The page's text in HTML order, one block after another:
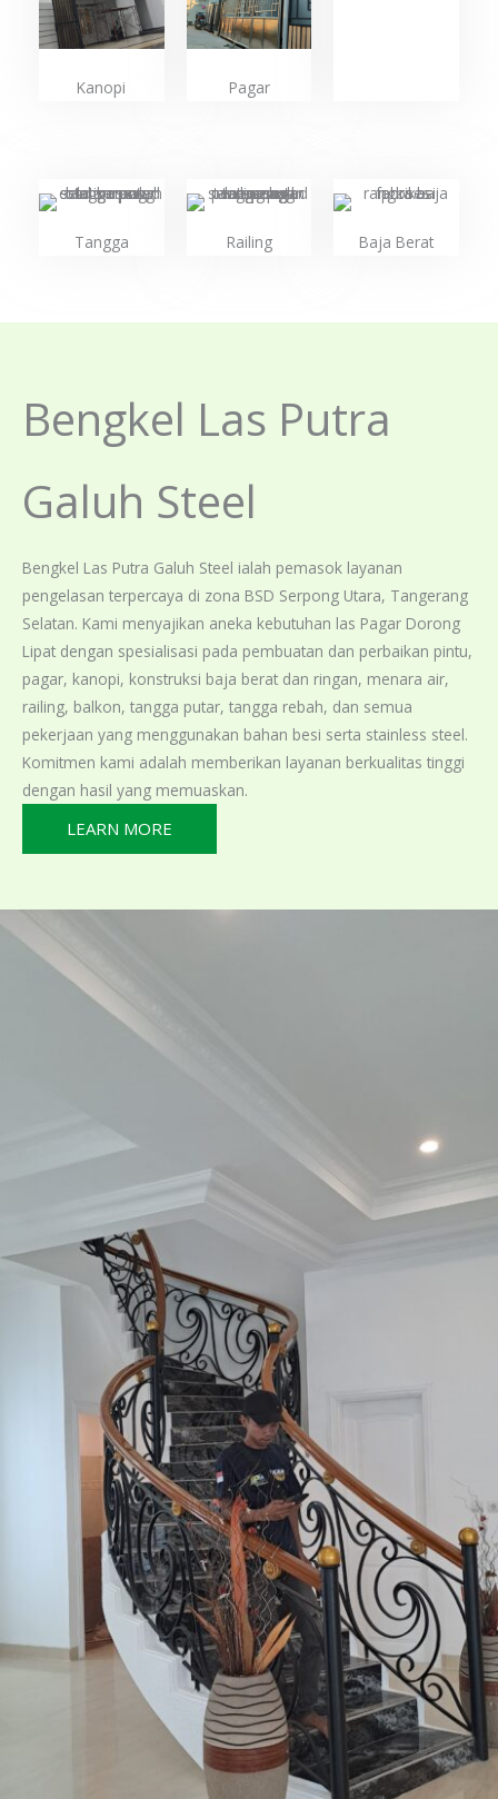
Kanopi Pagar
Tangga Railing Baja Berat
Bengkel Las Putra
Galuh Steel
Bengkel Las Putra Galuh Steel ialah pemasok layanan
pengelasan terpercaya di zona BSD Serpong Utara, Tangerang
Selatan. Kami menyajikan aneka kebutuhan las Pagar Dorong
Lipat dengan spesialisasi pada pembuatan dan perbaikan pintu,
pagar, kanopi, konstruksi baja berat dan ringan, menara air,
railing, balkon, tangga putar, tangga rebah, dan semua
pekerjaan yang menggunakan bahan besi serta stainless steel.
Komitmen kami adalah memberikan layanan berkualitas tinggi
dengan hasil yang memuaskan.
LEARN MORE